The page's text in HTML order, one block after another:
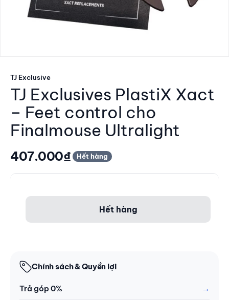
TJ Exclusive
TJ Exclusives PlastiX Xact
– Feet control cho
Finalmouse Ultralight
Giá giảm
407.000₫ Hết hàng
Hết hàng
Chính sách & Quyền lợi
Trả góp 0%